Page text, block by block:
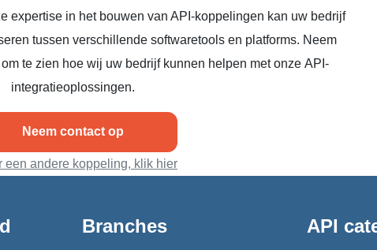
expertise in het bouwen van API-koppelingen kan uw bedrijf
tussen verschillende softwaretools en platforms. Neem
te zien hoe wij uw bedrijf kunnen helpen met onze API-
integratieoplossingen.
Neem contact op
een andere koppeling, klik hier
Branches API